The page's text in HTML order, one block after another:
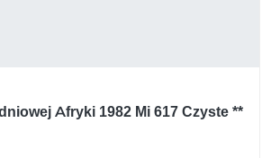
Afryki 1982 Mi 617 Czyste **